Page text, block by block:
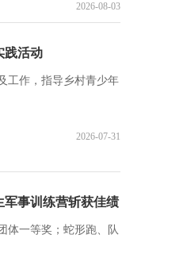
2026-08-03
践活动
工作，指导乡村青少年
2026-07-31
军事训练营斩获佳绩
体一等奖；蛇形跑、队